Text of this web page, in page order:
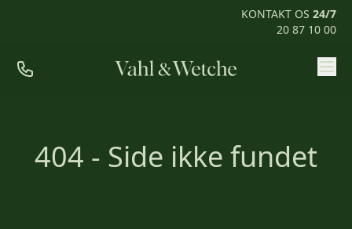
KONTAKT OS 24/7
20 87 10 00
Priser
Mød os
404 - Side ikke fundet